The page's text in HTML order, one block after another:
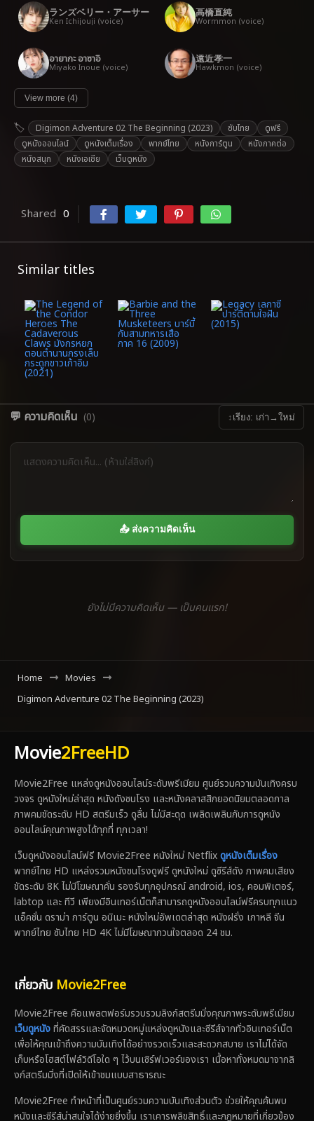
ランズベリー・アーサー
Ken Ichijouji (voice)
高橋直純
Wormmon (voice)
อายากะ อาซาอิ
Miyako Inoue (voice)
遠近孝一
Hawkmon (voice)
View more (4)
Digimon Adventure 02 The Beginning (2023) ซับไทย
ดูฟรี
ดูหนังออนไลน์
ดูหนังเต็มเรื่อง พากย์ไทย หนังการ์ตูน
หนังภาคต่อ
หนังสนุก
หนังเอเชีย เว็บดูหนัง
Shared 0
Similar titles
💬 ความคิดเห็น (0) ↕ เรียง: เก่า→ใหม่
📤 ส่งความคิดเห็น
ยังไม่มีความคิดเห็น — เป็นคนแรก!
Home
Movies
Digimon Adventure 02 The Beginning (2023)
Movie2FreeHD
Movie2Free แหล่งดูหนังออนไลน์ระดับพรีเมียม ศูนย์รวมความบันเทิงครบ
วงจร ดูหนังใหม่ล่าสุด หนังดังชนโรง และหนังคลาสสิกยอดนิยมตลอดกาล
ภาพคมชัดระดับ HD สตรีมเร็ว ดูลื่น ไม่มีสะดุด เพลิดเพลินกับการดูหนัง
ออนไลน์คุณภาพสูงได้ทุกที่ ทุกเวลา!
เว็บดูหนังออนไลน์ฟรี Movie2Free หนังใหม่ Netflixดูหนังเต็มเรื่อง
พากย์ไทย HD แหล่งรวมหนังชนโรงดูฟรี ดูหนังใหม่ ดูซีรีส์ดัง ภาพคมเสียง
ชัดระดับ 8K ไม่มีโฆษณาคั่น รองรับทุกอุปกรณ์ android, ios, คอมพิเตอร์,
labtop และ ทีวี เพียงมีอินเทอร์เน็ตก็สามารถดูหนังออนไลน์ฟรีครบทุกแนว
แอ็คชั่น ดราม่า การ์ตูน อนิเมะ หนังใหม่อัพเดตล่าสุด หนังฝรั่ง เกาหลี จีน
พากย์ไทย ซับไทย HD 4K ไม่มีโฆษณากวนใจตลอด 24 ชม.
เกี่ยวกับ Movie2Free
Movie2Free คือแพลตฟอร์มรวบรวมลิงก์สตรีมมิ่งคุณภาพระดับพรีเมียม
เว็บดูหนังที่คัดสรรและจัดหมวดหมู่แหล่งดูหนังและซีรีส์จากทั่วอินเทอร์เน็ต
เพื่อให้คุณเข้าถึงความบันเทิงได้อย่างรวดเร็วและสะดวกสบาย เราไม่ได้จัด
เก็บหรือโฮสต์ไฟล์วิดีโอใด ๆ ไว้บนเซิร์ฟเวอร์ของเรา เนื้อหาทั้งหมดมาจากลิ
งก์สตรีมมิ่งที่เปิดให้เข้าชมแบบสาธารณะ
Movie2Free ทำหน้าที่เป็นศูนย์รวมความบันเทิงส่วนตัว ช่วยให้คุณค้นพบ
หนังและซีรีส์น่าสนใจได้ง่ายยิ่งขึ้น เราเคารพลิขสิทธิ์และกฎหมายที่เกี่ยวข้อง